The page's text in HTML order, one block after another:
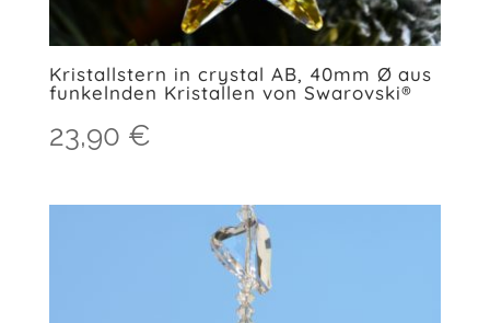
Kristallstern in crystal AB, 40mm Ø aus
funkelnden Kristallen von Swarovski®
23,90 €